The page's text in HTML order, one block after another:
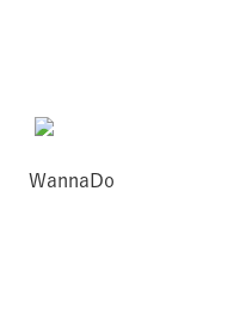
WannaDo